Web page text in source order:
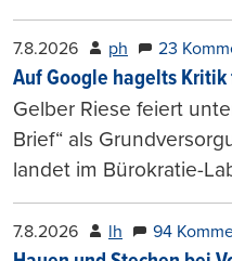
7.8.2026 ph 23
Auf Google hagelts Kritik
Gelber Riese feiert
Brief“ als
landet im Bürokratie-
7.8.2026 lh 94